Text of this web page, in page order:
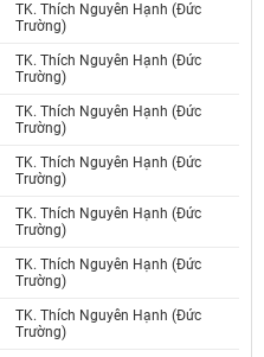
TK. Thích Nguyên Hạnh (Đức
Trường)
TK. Thích Nguyên Hạnh (Đức
Trường)
TK. Thích Nguyên Hạnh (Đức
Trường)
TK. Thích Nguyên Hạnh (Đức
Trường)
TK. Thích Nguyên Hạnh (Đức
Trường)
TK. Thích Nguyên Hạnh (Đức
Trường)
TK. Thích Nguyên Hạnh (Đức
Trường)